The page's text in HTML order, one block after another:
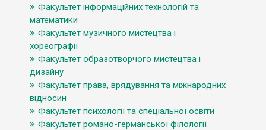
Факультет інформаційних технологій та
математики
Факультет музичного мистецтва і
хореографії
Факультет образотворчого мистецтва і
дизайну
Факультет права, врядування та міжнародних
відносин
Факультет психології та спеціальної освіти
Факультет романо-германської філології